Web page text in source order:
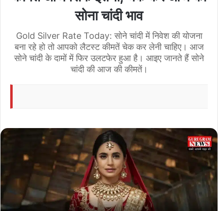
सोना चांदी भाव
Gold Silver Rate Today: सोने चांदी में निवेश की योजना
बना रहे हो तो आपको लैटस्ट कीमतें चेक कर लेनी चाहिए। आज
सोने चांदी के दामों में फिर उलटफेर हुआ है। आइए जानते हैं सोने
चांदी की आज की कीमतें।